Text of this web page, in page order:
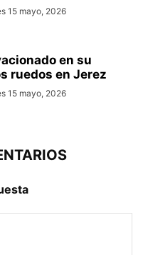
15 mayo, 2026
en su
ruedos en Jerez
15 mayo, 2026